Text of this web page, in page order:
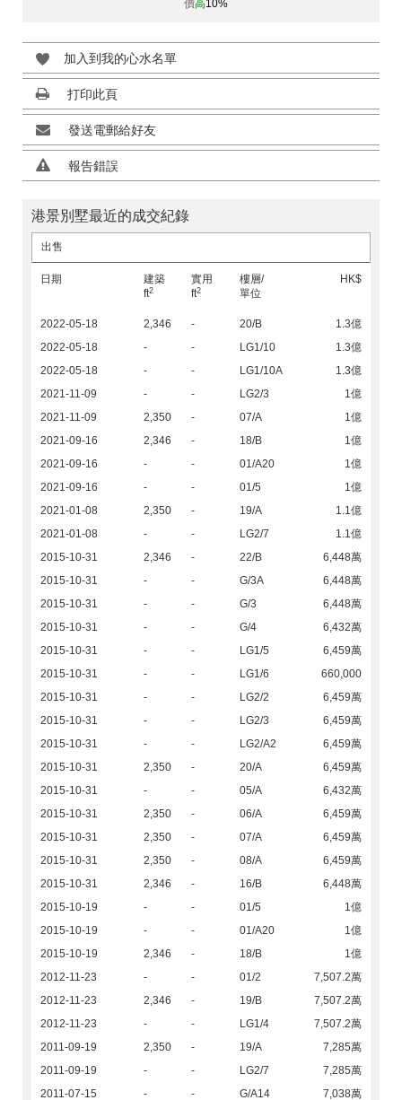
價高10%
加入到我的心水名單
打印此頁
發送電郵給好友
報告錯誤
港景別墅最近的成交紀錄
出售
日期
建築
ft2
實用
ft2
樓層/
單位
HK$
2022-05-18 2,346 - 20/B
1.3億
2022-05-18
- - LG1/10
1.3億
2022-05-18
- - LG1/10A
1.3億
2021-11-09
- - LG2/3
1億
2021-11-09
2,350 - 07/A
1億
2021-09-16
2,346 - 18/B
1億
2021-09-16
- - 01/A20
1億
2021-09-16
- - 01/5
1億
2021-01-08
2,350 - 19/A
1.1億
2021-01-08
- - LG2/7
1.1億
2015-10-31
2,346 - 22/B
6,448萬
2015-10-31
- - G/3A
6,448萬
2015-10-31
- - G/3
6,448萬
2015-10-31
- - G/4
6,432萬
2015-10-31
- - LG1/5
6,459萬
2015-10-31
- - LG1/6
660,000
2015-10-31
- - LG2/2
6,459萬
2015-10-31
- - LG2/3
6,459萬
2015-10-31
- - LG2/A2
6,459萬
2015-10-31
2,350 - 20/A
6,459萬
2015-10-31
- - 05/A
6,432萬
2015-10-31
2,350 - 06/A
6,459萬
2015-10-31
2,350 - 07/A
6,459萬
2015-10-31
2,350 - 08/A
6,459萬
2015-10-31
2,346 - 16/B
6,448萬
2015-10-19
- - 01/5
1億
2015-10-19
- - 01/A20
1億
2015-10-19
2,346 - 18/B
1億
2012-11-23
- - 01/2
7,507.2萬
2012-11-23
2,346 - 19/B
7,507.2萬
2012-11-23
- - LG1/4
7,507.2萬
2011-09-19
2,350 - 19/A
7,285萬
2011-09-19
- - LG2/7
7,285萬
2011-07-15
- - G/A14
7,038萬